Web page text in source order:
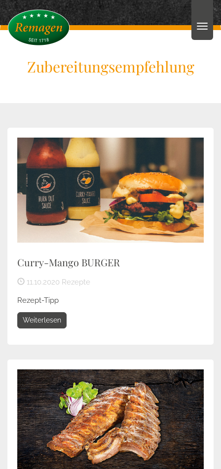
Zubereitungsempfehlung
Curry-Mango BURGER
11.10.2020 Rezepte
Rezept-Tipp
Weiterlesen